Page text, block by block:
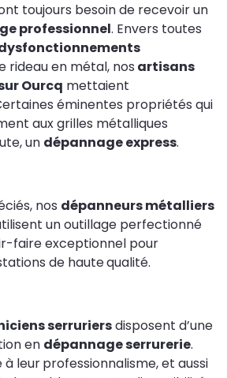
toujours besoin de recevoir un
professionnel. Envers toutes
rideau en métal, nos artisans
Ourcq mettaient
éminentes propriétés qui
aux grilles métalliques
un dépannage express.
nos dépanneurs métalliers
un outillage perfectionné
faire exceptionnel pour
de hautequalité.
serruriersdisposent d’une
en dépannage serrurerie.
à leurprofessionnalisme, et aussi